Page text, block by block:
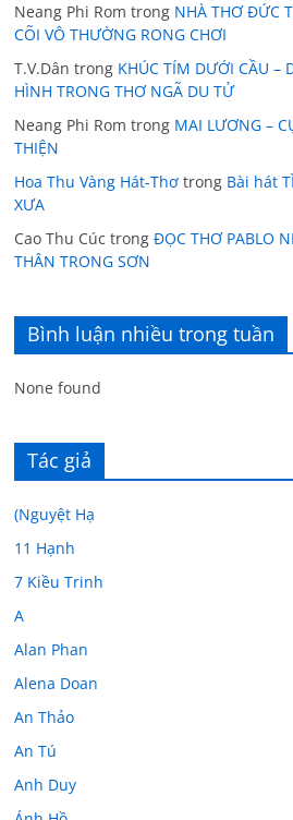
Neang Phi Rom trong NHÀ THƠ ĐỨC
CÕI VÔ THƯỜNG RONG CHƠI
T.V.Dân trong KHÚC TÍM DƯỚI CẦU –
HÌNH TRONG THƠ NGÃ DU TỬ
Neang Phi Rom trong MAI LƯƠNG –
THIỆN
Hoa Thu Vàng Hát-Thơ trong Bài hát
XƯA
Cao Thu Cúc trongĐỌC THƠ PABLO
THÂN TRONG SƠN
Bình luận nhiều trong tuần
None found
Tác giả
(Nguyệt Hạ
11 Hạnh
7 Kiều Trinh
A
Alan Phan
Alena Doan
An Thảo
An Tú
Anh Duy